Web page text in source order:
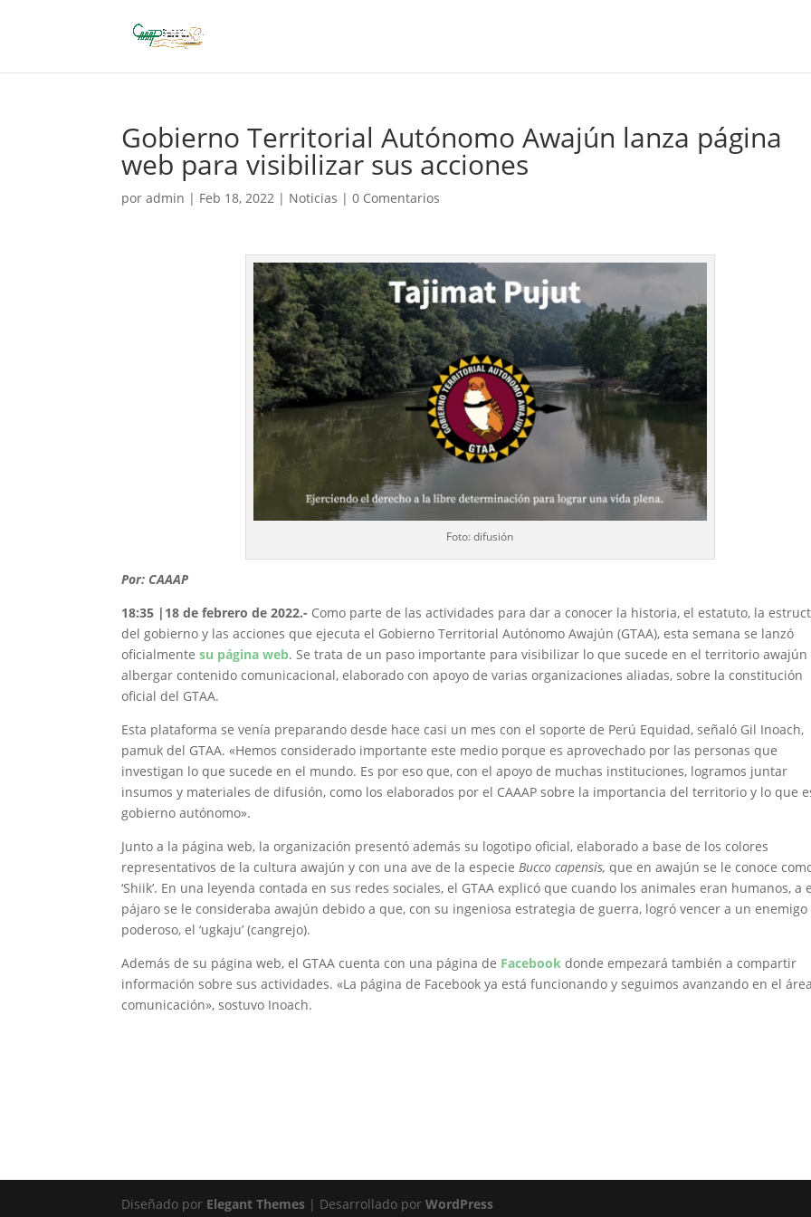
Gobierno Territorial Autónomo Awajún lanza página
web para visibilizar sus acciones
poradmin | Feb 18, 2022 | Noticias |0 Comentarios
Foto: difusión
Por: CAAAP
18:35 |18 de febrero de 2022.- Como parte de las actividades para dar a conocer la historia, el estatuto, la
del gobierno y las acciones que ejecuta el Gobierno Territorial Autónomo Awajún (GTAA), esta semana se lanzó
oficialmente su página web. Se trata de un paso importante para visibilizar lo que sucede en el territorio awajún
albergar contenido comunicacional, elaborado con apoyo de varias organizaciones aliadas, sobre la constitución
oficial del GTAA.
Esta plataforma se venía preparando desde hace casi un mes con el soporte de Perú Equidad, señaló Gil Inoach,
pamuk del GTAA. «Hemos considerado importante este medio porque es aprovechado por las personas que
investigan lo que sucede en el mundo. Es por eso que, con el apoyo de muchas instituciones, logramos juntar
insumos y materiales de difusión, como los elaborados por el CAAAP sobre la importancia del territorio y lo que
gobierno autónomo».
Junto a la página web, la organización presentó además su logotipo oficial, elaborado a base de los colores
representativos de la cultura awajún y con una ave de la especie Bucco capensis,que en awajún se le conoce
‘Shiik’. En una leyenda contada en sus redes sociales, el GTAA explicó que cuando los animales eran humanos, a
pájaro se le consideraba awajún debido a que, con su ingeniosa estrategia de guerra, logró vencer a un enemigo
poderoso, el ‘ugkaju’ (cangrejo).
Además de su página web, el GTAA cuenta con una página de Facebook donde empezará también a compartir
información sobre sus actividades. «La página de Facebook ya está funcionando y seguimos avanzando en el
comunicación», sostuvo Inoach.
Diseñado por Elegant Themes | Desarrollado porWordPress